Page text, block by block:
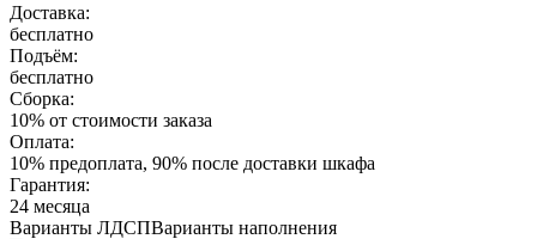
Доставка:
бесплатно
Подъём:
бесплатно
Сборка:
10% от стоимости заказа
Оплата:
10% предоплата, 90% после доставки шкафа
Гарантия:
24 месяца
Варианты ЛДСПВарианты наполнения